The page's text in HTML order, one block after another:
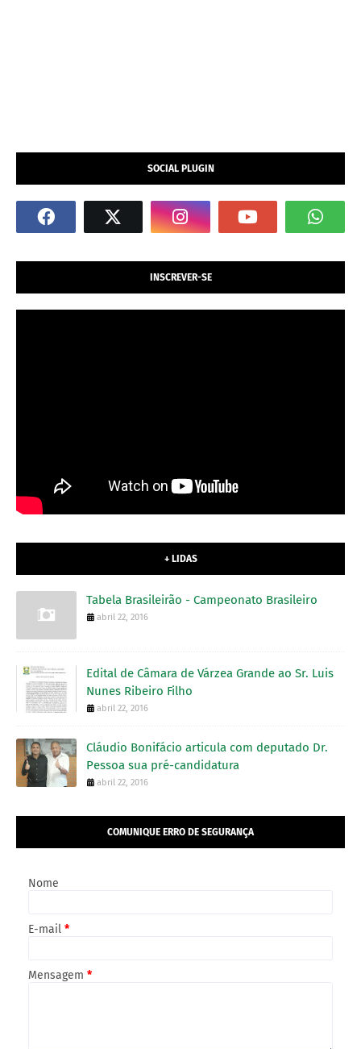
SOCIAL PLUGIN
INSCREVER-SE
+ LIDAS
Tabela Brasileirão - Campeonato Brasileiro
abril 22, 2016
Edital de Câmara de Várzea Grande ao Sr. Luis
Nunes Ribeiro Filho
abril 22, 2016
Cláudio Bonifácio articula com deputado Dr.
Pessoa sua pré-candidatura
abril 22, 2016
COMUNIQUE ERRO DE SEGURANÇA
Nome
E-mail *
Mensagem *